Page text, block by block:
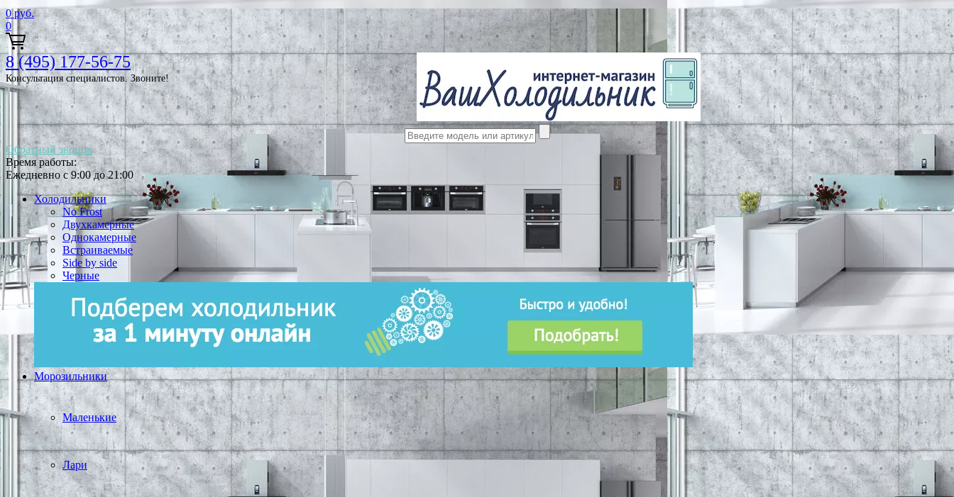
0 руб.
0
8 (495) 177-56-75
Консультация специалистов. Звоните!
Обратный звонок
Время работы:
Ежедневно с 9:00 до 21:00
Холодильники
No Frost
Двухкамерные
Однокамерные
Встраиваемые
Side by side
Черные
Морозильники
Маленькие
Лари